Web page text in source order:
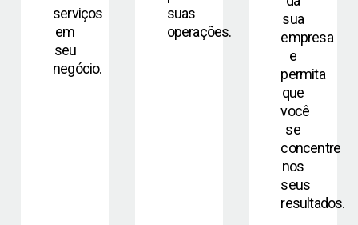
serviços
em
seu
negócio.
suas
operações.
sua
empresa
e
permita
que
você
se
concentre
nos
seus
resultados.